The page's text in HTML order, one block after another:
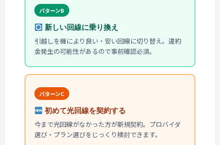
パターンB
新しい回線に乗り換え
引越しを機により良い・安い回線に切り替え。違約
金発生の可能性があるので事前確認必須。
パターンC
初めて光回線を契約する
今まで光回線がなかった方が新規契約。プロバイダ
選び・プラン選びをじっくり検討できます。